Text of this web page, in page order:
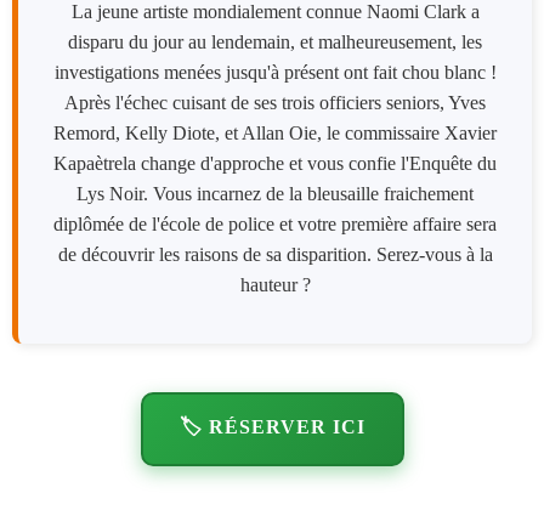
La jeune artiste mondialement connue Naomi Clark a
disparu du jour au lendemain, et malheureusement, les
investigations menées jusqu'à présent ont fait chou blanc !
Après l'échec cuisant de ses trois officiers seniors, Yves
Remord, Kelly Diote, et Allan Oie, le commissaire Xavier
Kapaètrela change d'approche et vous confie l'Enquête du
Lys Noir. Vous incarnez de la bleusaille fraichement
diplômée de l'école de police et votre première affaire sera
de découvrir les raisons de sa disparition. Serez-vous à la
hauteur ?
🏷️ RÉSERVER ICI